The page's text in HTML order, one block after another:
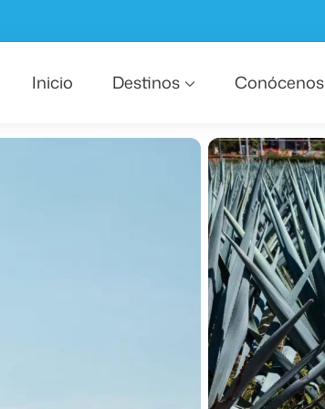
Inicio Destinos Conócenos